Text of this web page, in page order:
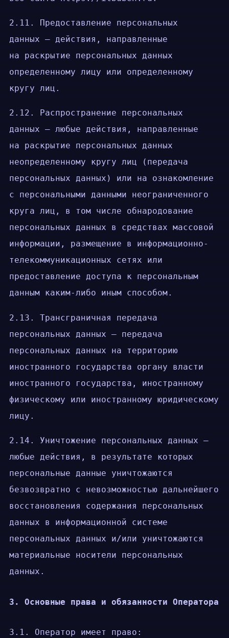
2.11. Предоставление персональных
данных — действия, направленные
на раскрытие персональных данных
определенному лицу или определенному
кругу лиц.
2.12. Распространение персональных
данных — любые действия, направленные
на раскрытие персональных данных
неопределенному кругу лиц (передача
персональных данных) или на ознакомление
с персональными данными неограниченного
круга лиц, в том числе обнародование
персональных данных в средствах массовой
информации, размещение в информационно-
телекоммуникационных сетях или
предоставление доступа к персональным
данным каким-либо иным способом.
2.13. Трансграничная передача
персональных данных — передача
персональных данных на территорию
иностранного государства органу власти
иностранного государства, иностранному
физическому или иностранному юридическому
лицу.
2.14. Уничтожение персональных данных —
любые действия, в результате которых
персональные данные уничтожаются
безвозвратно с невозможностью дальнейшего
восстановления содержания персональных
данных в информационной системе
персональных данных и/или уничтожаются
материальные носители персональных
данных.
3. Основные права и обязанности Оператора
3.1. Оператор имеет право: